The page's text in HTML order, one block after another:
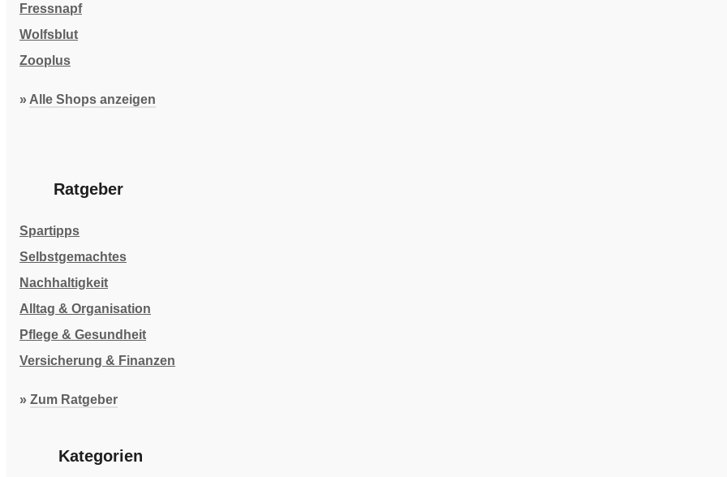
Fressnapf
Wolfsblut
Zooplus
» Alle Shops anzeigen
Ratgeber
Spartipps
Selbstgemachtes
Nachhaltigkeit
Alltag & Organisation
Pflege & Gesundheit
Versicherung & Finanzen
» Zum Ratgeber
Kategorien